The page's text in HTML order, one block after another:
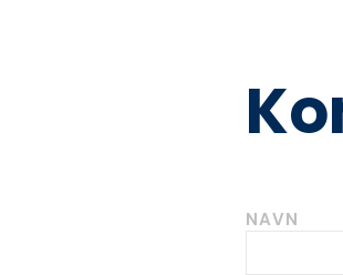
NAVN